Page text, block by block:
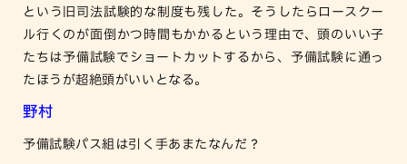
という旧司法試験的な制度も残した。そうしたらロースクー
ル行くのが面倒かつ時間もかかるという理由で、頭のいい子
たちは予備試験でショートカットするから、予備試験に通っ
たほうが超絶頭がいいとなる。
野村
予備試験パス組は引く手あまたなんだ？